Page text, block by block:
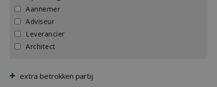
Aannemer
Adviseur
Leverancier
Architect
extra betrokken partij